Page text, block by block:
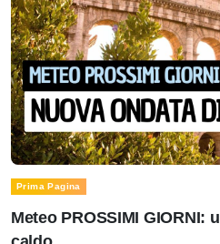
Prima Pagina
Meteo PROSSIMI GIORNI: